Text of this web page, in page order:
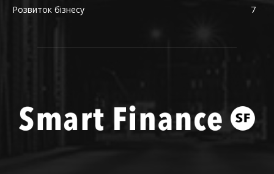
Розвиток бізнесу
7